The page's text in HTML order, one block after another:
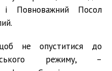
і Повноважний Посол
не опуститися до
режиму, –